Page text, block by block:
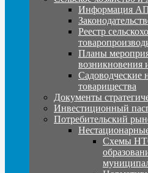
Информация
Реестр
Планы
Садоводческие
товарищества
Документы
Инвестиционный
Потребительский
Схемы